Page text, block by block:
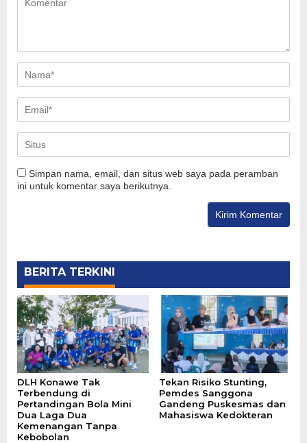
Simpan nama, email, dan situs web saya pada peramban
ini untuk komentar saya berikutnya.
BERITA TERKINI
DLH Konawe Tak
Terbendung di
Pertandingan Bola Mini
Dua Laga Dua
Kemenangan Tanpa
Kebobolan
Tekan Risiko Stunting,
Pemdes Sanggona
Gandeng Puskesmas dan
Mahasiswa Kedokteran